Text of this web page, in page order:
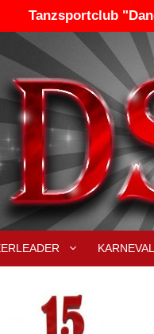
Tanzsportclub
KARNEVAL